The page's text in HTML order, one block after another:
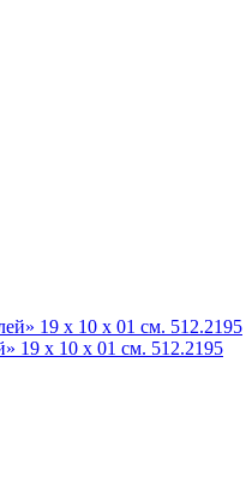
19 х 10 х 01 см. 512.2195